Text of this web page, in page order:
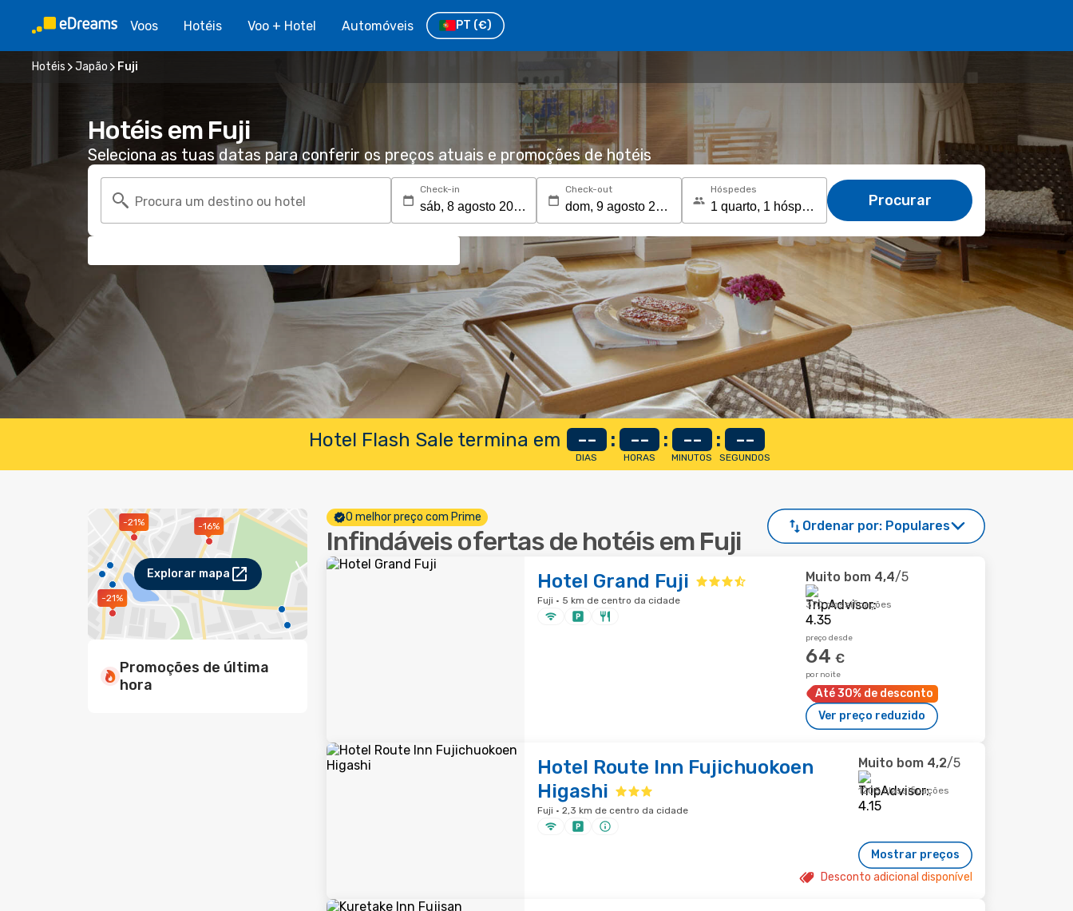
Voos Hotéis Voo + Hotel Automóveis PT (€)
Hotéis Japão Fuji
Hotéis em Fuji
Seleciona as tuas datas para conferir os preços atuais e promoções de hotéis
Procura um destino ou hotel
Check-in Check-out Hóspedes
Procurar
Hotel Flash Sale termina em --
DIAS
: --
HORAS
: --
MINUTOS
: --
SEGUNDOS
-21%
-21%
-16%
Explorar mapa
Promoções de última
hora
O melhor preço com Prime
Infindáveis ofertas de hotéis em Fuji
Ordenar por: Populares
Hotel Grand Fuji
Fuji · 5 km de centro da cidade
Muito bom 4,4/5
370 classificações
preço desde
64 €
por noite
Até 30% de desconto
Ver preço reduzido
Hotel Route Inn Fujichuokoen
Higashi
Fuji · 2,3 km de centro da cidade
Muito bom 4,2/5
1205 classificações
Mostrar preços
Desconto adicional disponível